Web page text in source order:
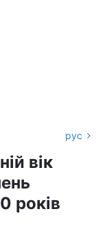
рус
вік
років